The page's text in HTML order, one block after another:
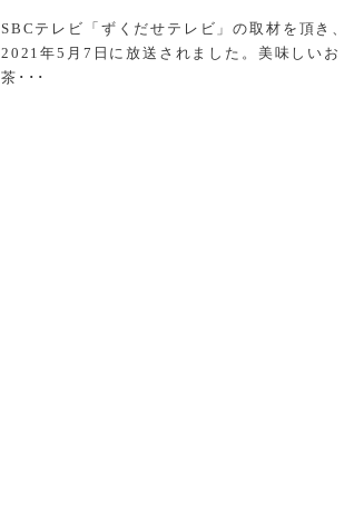
SBCテレビ「ずくだせテレビ」の取材を頂き、
2021年5月7日に放送されました。美味しいお
茶･･･